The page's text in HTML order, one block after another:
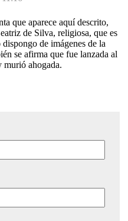
que aparece aquí descrito,
de Silva, religiosa, que es
de imágenes de la
se afirma que fue lanzada al
murió ahogada.